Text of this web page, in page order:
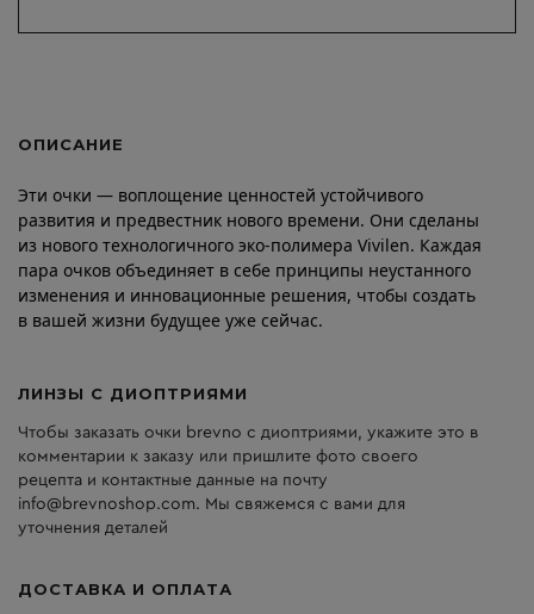
ОПИСАНИЕ
Эти очки — воплощение ценностей устойчивого
развития и предвестник нового времени. Они сделаны
из нового технологичного эко-полимера Vivilen. Каждая
пара очков объединяет в себе принципы неустанного
изменения и инновационные решения, чтобы создать
в вашей жизни будущее уже сейчас.
ЛИНЗЫ С ДИОПТРИЯМИ
Чтобы заказать очки brevno с диоптриями, укажите это в
комментарии к заказу или пришлите фото своего
рецепта и контактные данные на почту
info@brevnoshop.com. Мы свяжемся с вами для
уточнения деталей
ДОСТАВКА И ОПЛАТА